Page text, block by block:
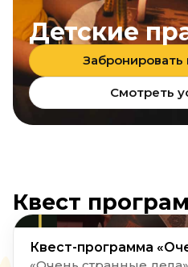
Забронировать
Смотреть
Детские
Квест
Квест-программа